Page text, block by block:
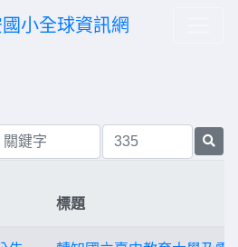
小全球資訊網
標題